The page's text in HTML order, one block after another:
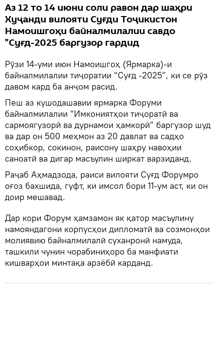
Аз 12 то 14 июни соли равон дар шаҳри
Хуҷанди вилояти Суғди Тоҷикистон
Намоишгоҳи байналмилалии савдо
"Суғд-2025 баргузор гардид
Рӯзи 14-уми июн Намоишгоҳ (Ярмарка)-и
байналмилалии тиҷоратии “Суғд -2025”, ки се рӯз
давом кард ба анҷом расид.
Пеш аз кушодашавии ярмарка Форуми
байналмилалии “Имкониятҳои тиҷоратӣ ва
сармоягузорӣ ва дурнамои ҳамкорӣ” баргузор шуд
ва дар он 500 меҳмон аз 20 давлат ва садҳо
соҳибкор, сокинон, раисону шаҳру навоҳии
саноатӣ ва дигар масъулин ширкат варзиданд.
Раҷаб Аҳмадзода, раиси вилояти Суғд Форумро
оғоз бахшида, гуфт, ки имсол бори 11-ум аст, ки он
доир мешавад.
Дар кори Форум ҳамзамон як қатор масъулину
намояндагони корпусҳои дипломатӣ ва созмонҳои
молиявию байналмилалӣ суханронӣ намуда,
ташкили чунин чорабиниҳоро ба манфиати
кишварҳои минтақа арзёбӣ карданд.